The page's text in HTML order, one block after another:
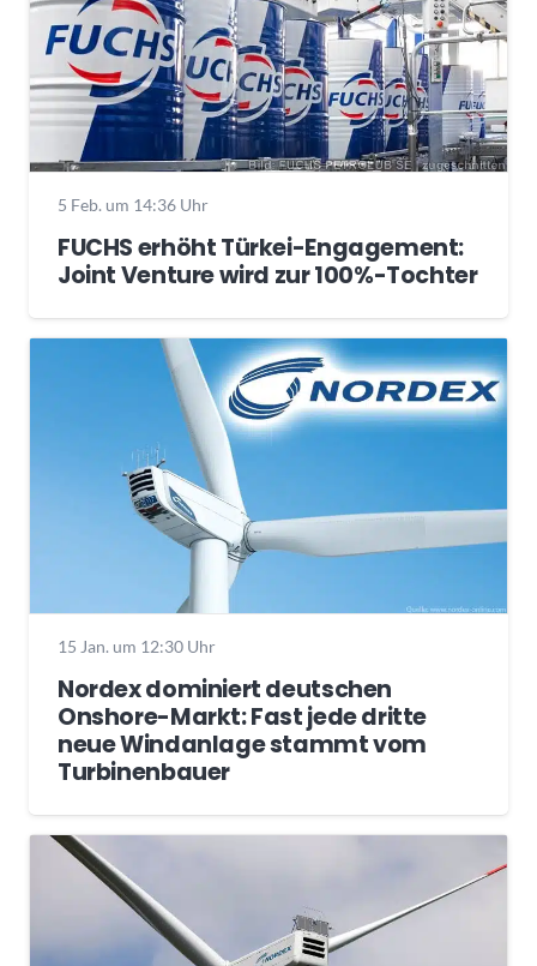
5 Feb. um 14:36 Uhr
FUCHS erhöht Türkei-Engagement:
Joint Venture wird zur 100%-Tochter
15 Jan. um 12:30 Uhr
Nordex dominiert deutschen
Onshore-Markt: Fast jede dritte
neue Windanlage stammt vom
Turbinenbauer